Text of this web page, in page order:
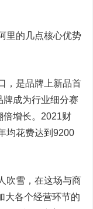
的几点核心优势
是品牌上新品首
牌成为行业细分赛
倍增长。2021财
均花费达到9200
雪，在这场与商
大各个经营环节的